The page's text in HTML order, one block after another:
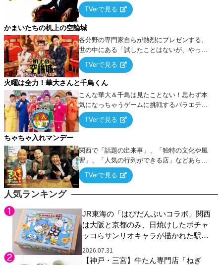
人気ランキング
JR東海の「はぴだんぶいコラボ」関西
は大阪と京都のみ、日焼けしたポチャ
ッコらサンリオキャラが描かれた駅弁
やグッズが登場
2026.07.31
【神戸・三宮】牛たん専門店「ねぎ
ーム』をベースに、大喜利・ギャグ・モノボ
ケ・歌…など様々なお題で芸人がショートネ
タを競い合う！
TVerで見る
かまいたちの机上の空論城
各分野の専門家自らが熱烈にプレゼンする、
世の中にある「試したことはないが、やって
みたらこうなる！…ハズ」という“机上の空
論”に若手芸人らがカラダを張って挑む！
TVerで見る
火曜は全力！華大さんと千鳥くん
こんな華大＆千鳥は見たことない！思わず本
気になっちゃうゲームに挑戦するバラエティ
ー！
TVerで見る
ちゃちゃ入れマンデー
関西で「話題の出来事」、「独特の文化や風
習」、「人気の行列ができる店」などあらゆ
るテーマについて好き放題にちゃちゃを入れ
ていく関西色を前面に押し出したトークバラ
TVerで見る